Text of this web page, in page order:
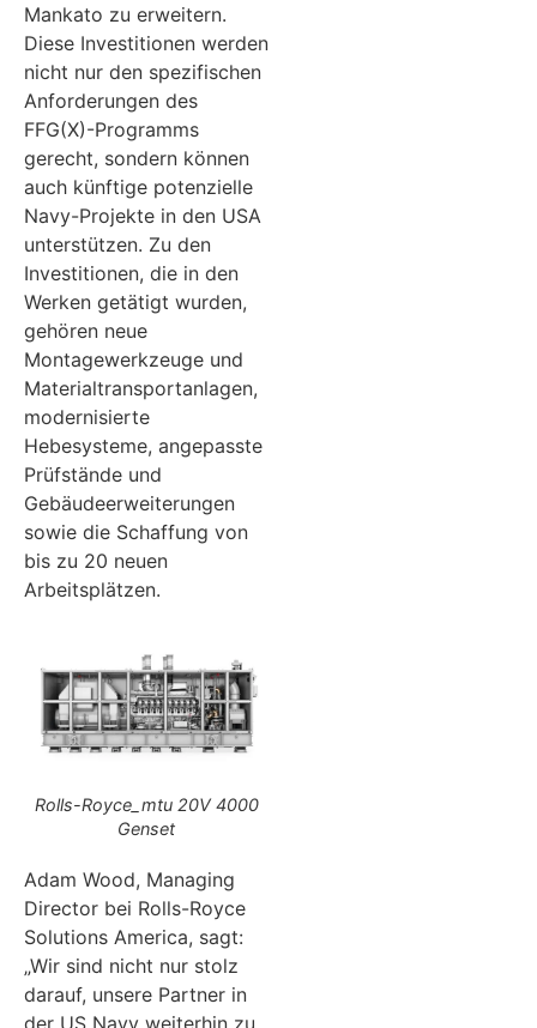
Mankato zu erweitern.
Diese Investitionen werden
nicht nur den spezifischen
Anforderungen des
FFG(X)-Programms
gerecht, sondern können
auch künftige potenzielle
Navy-Projekte in den USA
unterstützen. Zu den
Investitionen, die in den
Werken getätigt wurden,
gehören neue
Montagewerkzeuge und
Materialtransportanlagen,
modernisierte
Hebesysteme, angepasste
Prüfstände und
Gebäudeerweiterungen
sowie die Schaffung von
bis zu 20 neuen
Arbeitsplätzen.
Rolls-Royce_mtu 20V 4000
Genset
Adam Wood, Managing
Director bei Rolls-Royce
Solutions America, sagt:
„Wir sind nicht nur stolz
darauf, unsere Partner in